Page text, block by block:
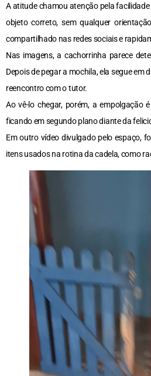
A atitude chamou atenção pela
objeto correto, sem qualquer
compartilhado nas redes sociais e
Nas imagens, a cachorrinha parece
Depois de pegar a mochila, ela segue em
reencontro com o tutor.
Ao vê-lo chegar, porém, a empolgação
ficando em segundo plano diante da
Em outro vídeo divulgado pelo espaço,
itens usados na rotina da cadela, como